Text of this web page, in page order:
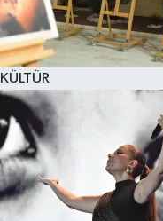
KÜLTÜR